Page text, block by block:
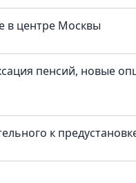
в центре Москвы
пенсий, новые
к